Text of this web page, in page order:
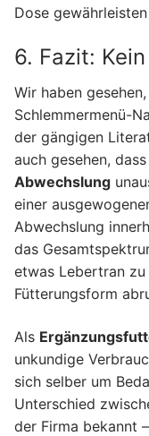
Dose
6. Fazit:
Wir haben
Schlemmermenü-
der gängigen
auch gesehen, dass
Abwechslung
einer
Abwechslung
das
etwas Lebertran
Fütterungsform
Als
unkundige
sich selber um
Unterschied
der Firma bekannt